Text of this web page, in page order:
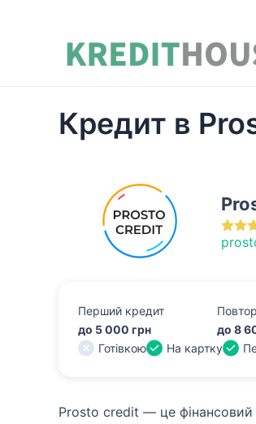
Кредит в
Перший кредит
до 5 000 грн
до 8
Готівкою
На картку
Prosto credit — це фінансовий